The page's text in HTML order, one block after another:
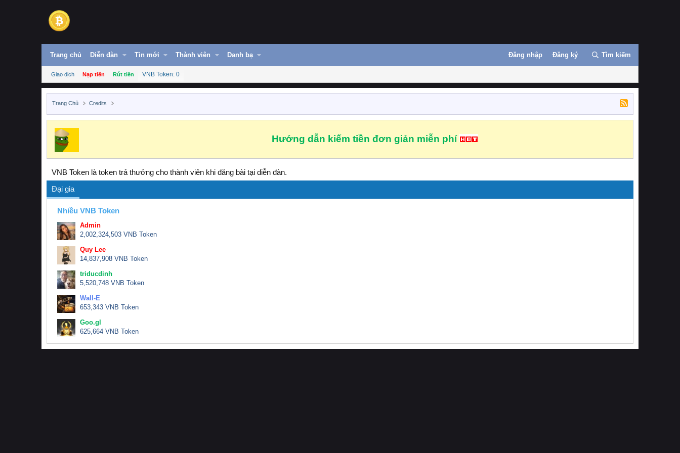
Trang chủ Diễn đàn Tin mới Thành viên Danh bạ Đăng nhập Đăng ký Tìm kiếm
Giao dịch Nạp tiền Rút tiền VNB Token: 0
Trang Chủ Credits
Hướng dẫn kiếm tiền đơn giản miễn phí
VNB Token là token trả thưởng cho thành viên khi đăng bài tại diễn đàn.
Đại gia
Nhiều VNB Token
Admin
2,002,324,503 VNB Token
Quy Lee
14,837,908 VNB Token
triducdinh
5,520,748 VNB Token
Wall-E
653,343 VNB Token
Goo.gl
625,664 VNB Token